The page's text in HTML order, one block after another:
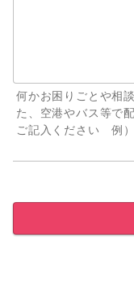
何かお困りごとや相
た、空港やバス等で
ご記入ください